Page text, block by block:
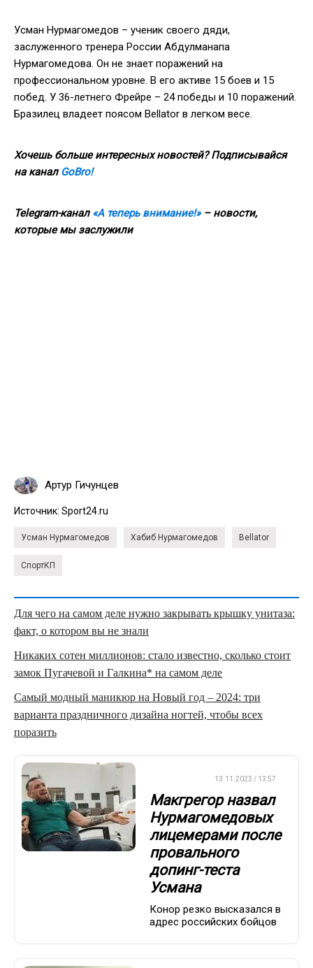
Усман Нурмагомедов – ученик своего дяди,
заслуженного тренера России Абдулманапа
Нурмагомедова. Он не знает поражений на
профессиональном уровне. В его активе 15 боев и 15
побед. У 36-летнего Фрейре – 24 победы и 10 поражений.
Бразилец владеет поясом Bellator в легком весе.
Хочешь больше интересных новостей? Подписывайся
на канал GoBro!
Telegram-канал «А теперь внимание!»– новости,
которые мы заслужили
Артур Гичунцев
Источник: Sport24.ru
Усман Нурмагомедов Хабиб Нурмагомедов Bellator
СпортКП
Для чего на самом деле нужно закрывать крышку унитаза:
факт, о котором вы не знали
Никаких сотен миллионов: стало известно, сколько стоит
замок Пугачевой и Галкина* на самом деле
Самый модный маникюр на Новый год – 2024: три
варианта праздничного дизайна ногтей, чтобы всех
поразить
13.11.2023 / 13:57
Макгрегор назвал
Нурмагомедовых
лицемерами после
провального
допинг-теста
Усмана
Конор резко высказался в
адрес российских бойцов